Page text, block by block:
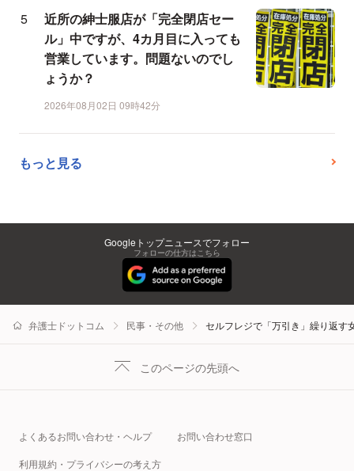
近所の紳士服店が「完全閉店セー
ル」中ですが、4カ月目に入っても
営業しています。問題ないのでし
ょうか？
2026年08月02日 09時42分
もっと見る
Googleトップニュースでフォロー
フォローの仕方はこちら
弁護士ドットコム 民事・その他 セルフレジで「万引き」繰り返
このページの先頭へ
よくあるお問い合わせ・ヘルプ お問い合わせ窓口
利用規約・プライバシーの考え方